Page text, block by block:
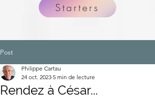
Starters
Post
Rendez à César...
Philippe Cartau
24 oct. 2023 5 min de lecture